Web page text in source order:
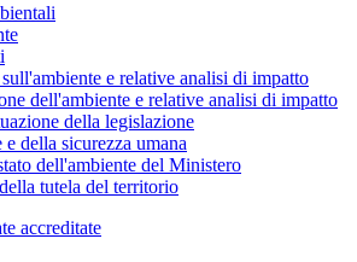
e relative analisi di impatto
dell'ambiente e relative analisi di impatto
della legislazione
e della sicurezza umana
dell'ambiente del Ministero
tutela del territorio
accreditate